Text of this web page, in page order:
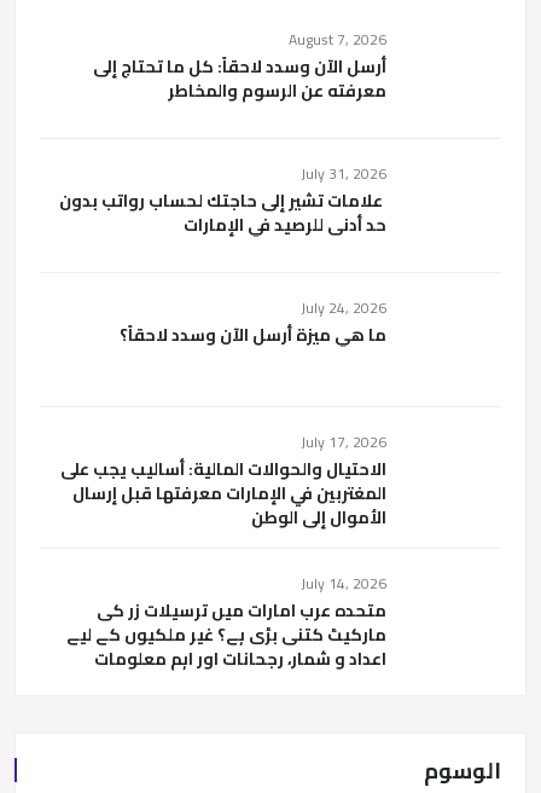
August 7, 2026
أرسل الآن وسدد لاحقاً: كل ما تحتاج إلى
معرفته عن الرسوم والمخاطر
July 31, 2026
علامات تشير إلى حاجتك لحساب رواتب بدون
حد أدنى للرصيد في الإمارات
July 24, 2026
ما هي ميزة أرسل الآن وسدد لاحقاً؟
July 17, 2026
الاحتيال والحوالات المالية: أساليب يجب على
المغتربين في الإمارات معرفتها قبل إرسال
الأموال إلى الوطن
July 14, 2026
متحدہ عرب امارات میں ترسیلات زر کی
مارکیٹ کتنی بڑی ہے؟ غیر ملکیوں کے لیے
اعداد و شمار، رجحانات اور اہم معلومات
الوسوم